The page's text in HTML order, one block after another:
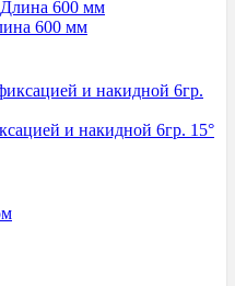
600 мм
и накидной 6гр. 15°